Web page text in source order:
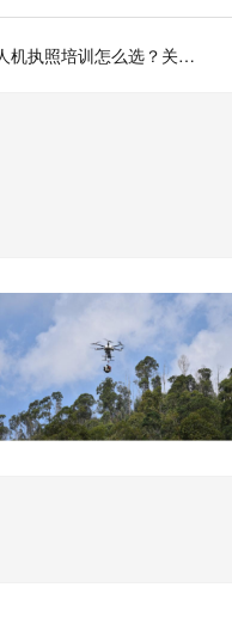
广州CAAC无人机执照培训怎么选？关键看这三点